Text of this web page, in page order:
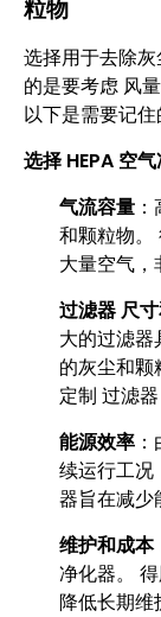
粒物
选择用于去除
的是要考虑 风
以下是需要记住
选择 HEPA 空
气流容量
和颗粒物。
大量空气，
过滤器 尺
大的过滤
的灰尘和
定制 过滤器
能源效率
续运行工况
器旨在减少
维护和成本
净化器。
降低长期维